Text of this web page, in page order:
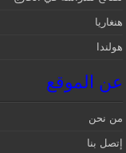
هنغاريا
هولندا
عن الموقع
من نحن
إتصل بنا